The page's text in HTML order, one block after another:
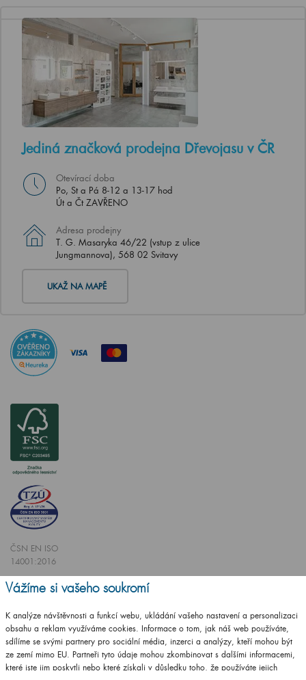
Jediná značková prodejna Dřevojasu v ČR
Otevírací doba
Po, St a Pá 8-12 a 13-17 hod
Út a Čt ZAVŘENO
Adresa prodejny
T. G. Masaryka 46/22 (vstup z ulice
Jungmannova), 568 02 Svitavy
UKAŽ NA MAPĚ
ČSN EN ISO
14001:2016
ČSN EN ISO
9001:2016
Vytvořilo studioCZECHGROUP.cz
Vážíme si vašeho soukromí
K analýze návštěvnosti a funkcí webu, ukládání vašeho nastavení a personalizaci
obsahu a reklam využíváme cookies. Informace o tom, jak náš web používáte,
sdílíme se svými partnery pro sociální média, inzerci a analýzy, kteří mohou být
ze zemí mimo EU. Partneři tyto údaje mohou zkombinovat s dalšími informacemi,
které jste jim poskytli nebo které získali v důsledku toho, že používáte jejich